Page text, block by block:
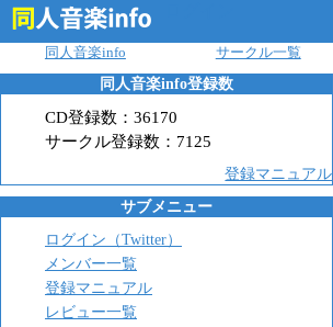
同人音楽info サークル一覧
同人音楽info登録数
CD登録数： 36170
サークル登録数： 7125
登録マニュアル
サブメニュー
ログイン（Twitter）
メンバー一覧
登録マニュアル
レビュー一覧